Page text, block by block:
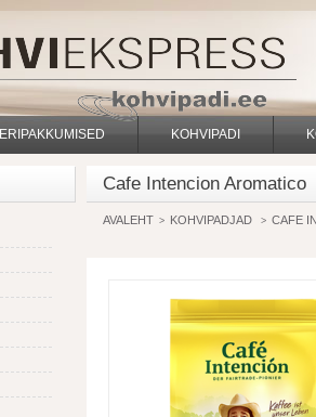
ERIPAKKUMISED KOHVIPADI
Cafe Intencion Aromatico
AVALEHT > KOHVIPADJAD > CAFE